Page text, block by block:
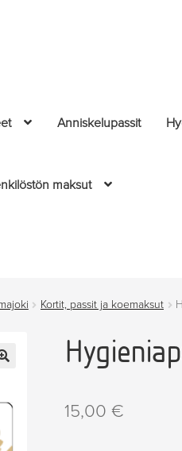
Anniskelupassit
maksut
Kortit, passit ja koemaksut
15,00 €